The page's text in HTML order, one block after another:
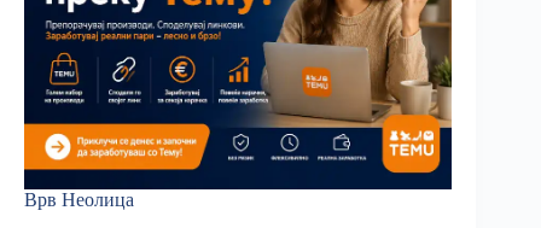
Врв Неолица